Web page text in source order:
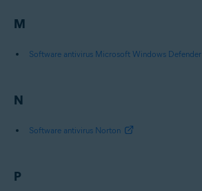
M
Software antivirus Microsoft Windows Defender
N
Software antivirus Norton
P